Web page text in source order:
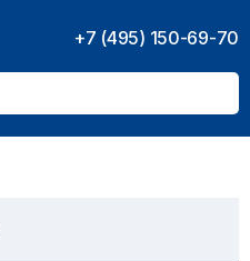
+7 (495) 150-69-70